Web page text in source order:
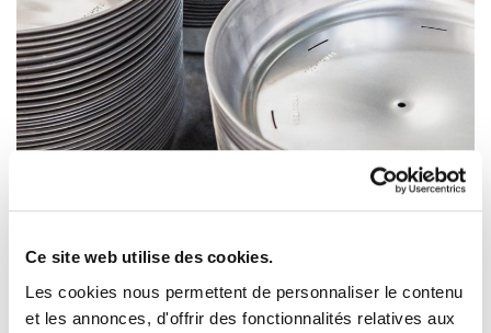
Ce site web utilise des cookies.
Les cookies nous permettent de personnaliser le contenu
et les annonces, d'offrir des fonctionnalités relatives aux
ERGÄNZENDE LEISTUNGEN ZUM
STANZPRESSEN VON ALUMINIUM,
STAHL UND EDELSTAHL